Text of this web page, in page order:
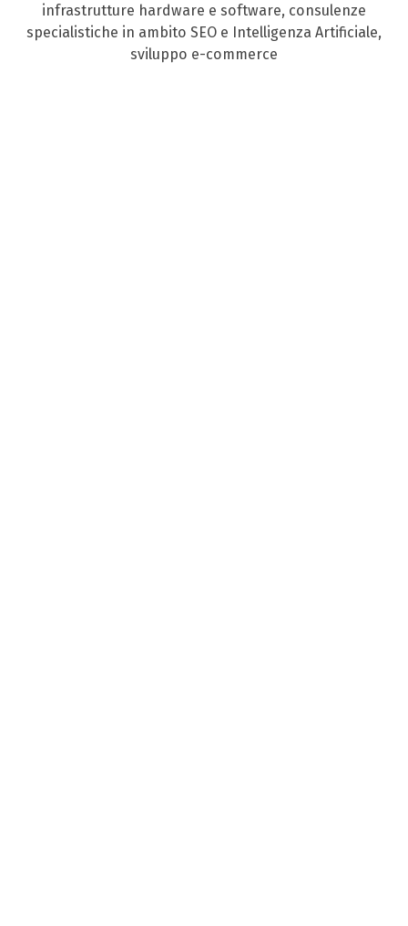
infrastrutture hardware e software, consulenze
specialistiche in ambito SEO e Intelligenza Artificiale,
sviluppo e-commerce